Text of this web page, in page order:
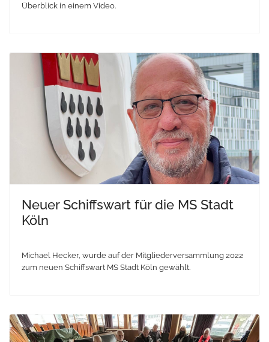
Überblick in einem Video.
Neuer Schiffswart für die MS Stadt
Köln
Michael Hecker, wurde auf der Mitgliederversammlung 2022
zum neuen Schiffswart MS Stadt Köln gewählt.